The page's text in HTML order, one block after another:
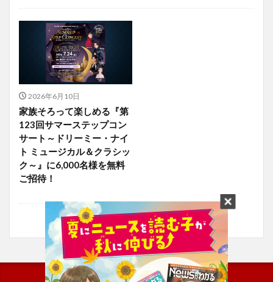
投稿
学び
マンガ
電子書籍
2026年6月10日
家族そろって楽しめる『第
123回サマーステップコン
サート～ドリーミー・ナイ
ト ミュージカル＆クラシッ
ク～』に6,000名様を無料
ご招待！